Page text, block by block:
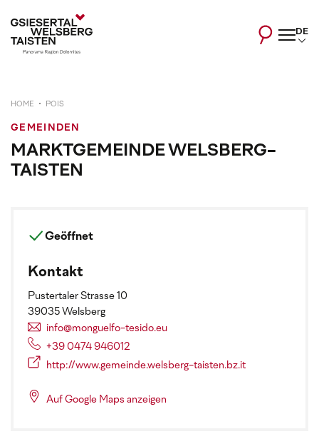
DE
HOME POIS
GEMEINDEN
MARKTGEMEINDE WELSBERG-
TAISTEN
Geöffnet
Kontakt
Pustertaler Strasse 10
39035 Welsberg
info@monguelfo-tesido.eu
+39 0474 946012
http://www.gemeinde.welsberg-taisten.bz.it
Auf Google Maps anzeigen